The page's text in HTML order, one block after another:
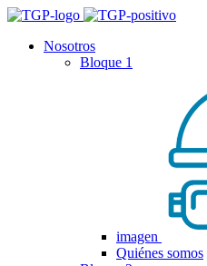
Nosotros
Bloque 1
imagen
Quiénes somos